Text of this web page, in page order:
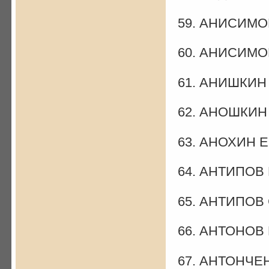
59.
60.
61. АНИШКИН
62. АНОШКИН
63. АНОХИН
64. АНТИПОВ
65. АНТИПОВ
66. АНТОНОВ
67.